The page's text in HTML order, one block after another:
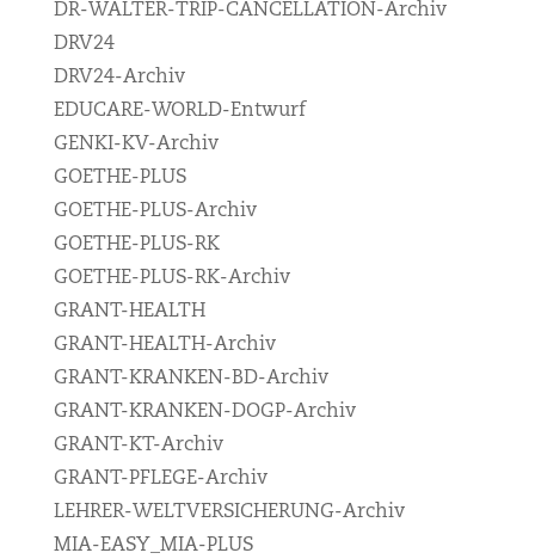
DR-WALTER-TRIP-CANCELLATION-Archiv
DRV24
DRV24-Archiv
EDUCARE-WORLD-Entwurf
GENKI-KV-Archiv
GOETHE-PLUS
GOETHE-PLUS-Archiv
GOETHE-PLUS-RK
GOETHE-PLUS-RK-Archiv
GRANT-HEALTH
GRANT-HEALTH-Archiv
GRANT-KRANKEN-BD-Archiv
GRANT-KRANKEN-DOGP-Archiv
GRANT-KT-Archiv
GRANT-PFLEGE-Archiv
LEHRER-WELTVERSICHERUNG-Archiv
MIA-EASY_MIA-PLUS